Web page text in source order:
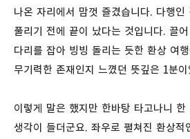
나온 자리에서 맘껏 즐겼습니다. 다행
풀리기 전에 끝이 났다는 것입니다. 끌
다리를 잡아 빙빙 돌리는 듯한 환상 여
무기력한 존재인지 느꼈던 뜻깊은 1분이
이렇게 말은 했지만 한바탕 타고나니
생각이 들더군요. 좌우로 펼쳐진 환상적